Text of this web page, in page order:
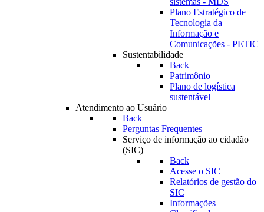
Plano Estratégico de
Tecnologia da
Informação e
Comunicações - PETIC
Sustentabilidade
Back
Patrimônio
Plano de logística
sustentável
Atendimento ao Usuário
Back
Perguntas Frequentes
Serviço de informação ao cidadão
(SIC)
Back
Acesse o SIC
Relatórios de gestão do
SIC
Informações